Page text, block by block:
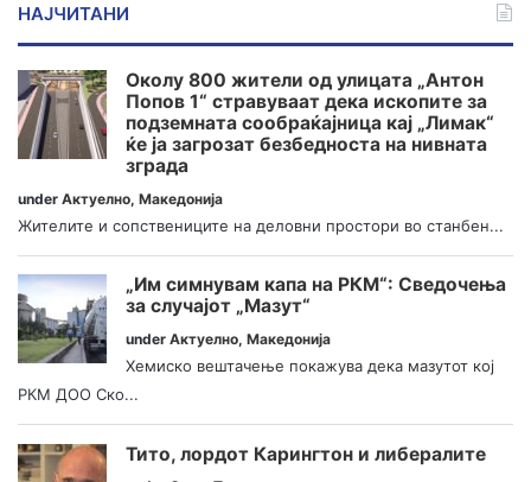
НАЈЧИТАНИ
Околу 800 жители од улицата „Антон
Попов 1“ стравуваат дека ископите за
подземната сообраќајница кај „Лимак“
ќе ја загрозат безбедноста на нивната
зграда
under Актуелно, Македонија
Жителите и сопствениците на деловни простори во станбен...
„Им симнувам капа на РКМ“: Сведочења
за случајот „Мазут“
under Актуелно, Македонија
Хемиско вештачење покажува дека мазутот кој
РКМ ДОО Ско...
Тито, лордот Карингтон и либералите